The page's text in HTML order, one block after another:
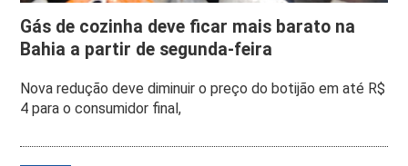
Gás de cozinha deve ficar mais barato na
Bahia a partir de segunda-feira
Nova redução deve diminuir o preço do botijão em até R$
4 para o consumidor final,